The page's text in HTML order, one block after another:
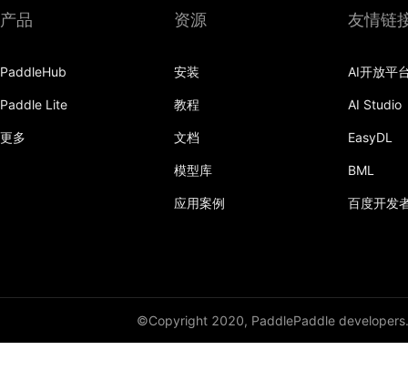
产品
PaddleHub
Paddle Lite
更多
资源
安装
教程
文档
模型库
应用案例
友情链
AI开放平
AI Studio
EasyDL
BML
百度开发
©Copyright 2020, PaddlePaddle developers.